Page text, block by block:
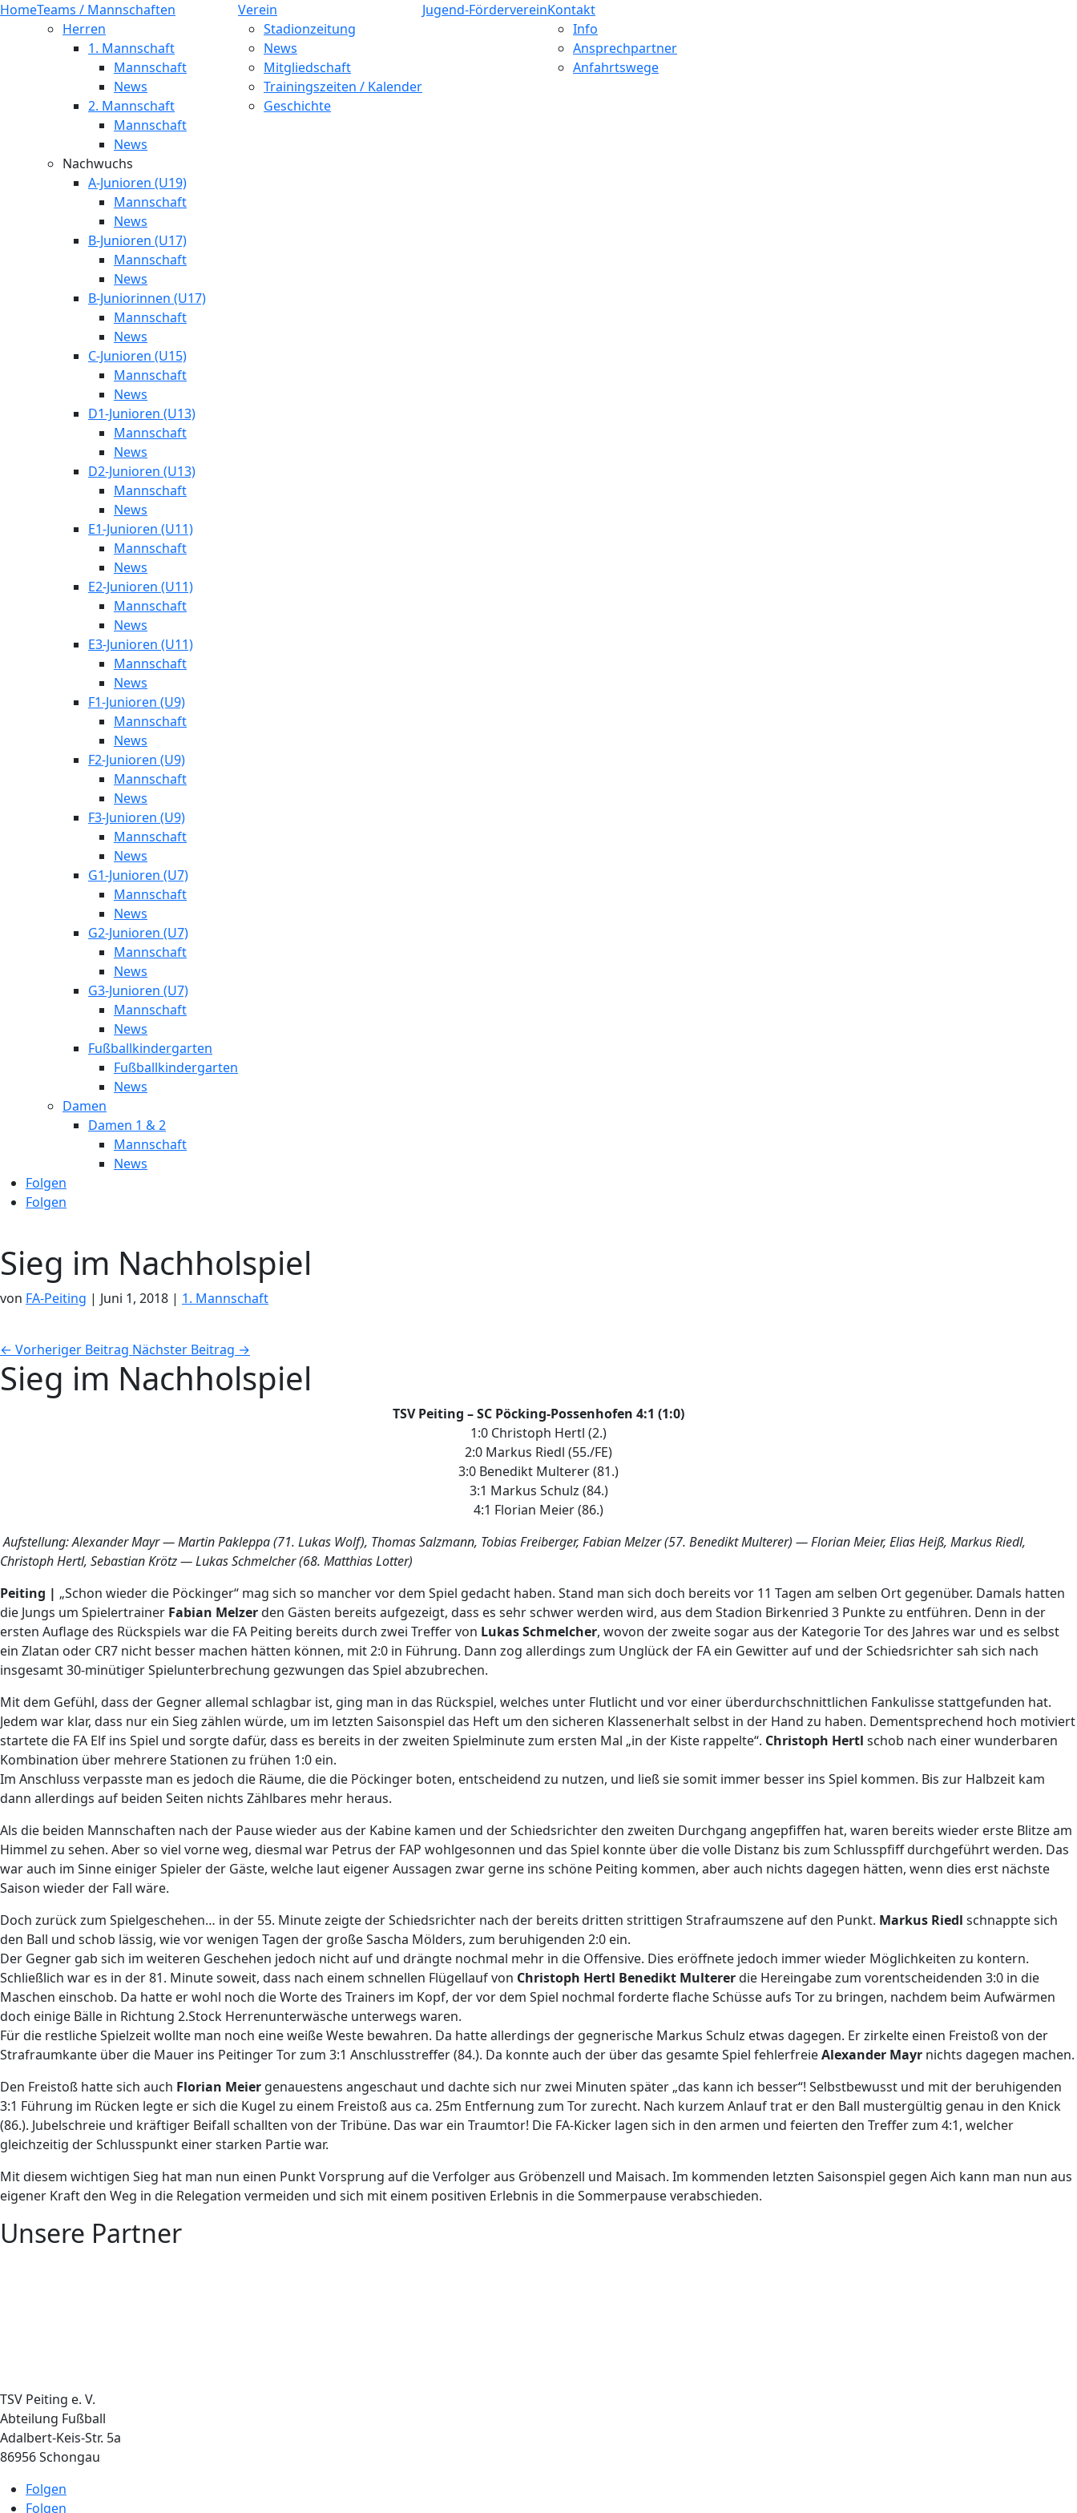
HomeTeams / Mannschaften
Herren
1. Mannschaft
Mannschaft
News
2. Mannschaft
Mannschaft
News
Nachwuchs
A-Junioren (U19)
Mannschaft
News
B-Junioren (U17)
Mannschaft
News
B-Juniorinnen (U17)
Mannschaft
News
C-Junioren (U15)
Mannschaft
News
D1-Junioren (U13)
Mannschaft
News
D2-Junioren (U13)
Mannschaft
News
E1-Junioren (U11)
Mannschaft
News
E2-Junioren (U11)
Mannschaft
News
E3-Junioren (U11)
Mannschaft
News
F1-Junioren (U9)
Mannschaft
News
F2-Junioren (U9)
Mannschaft
News
F3-Junioren (U9)
Mannschaft
News
G1-Junioren (U7)
Mannschaft
News
G2-Junioren (U7)
Mannschaft
News
G3-Junioren (U7)
Mannschaft
News
Fußballkindergarten
Fußballkindergarten
News
Damen
Damen 1 & 2
Mannschaft
News
Verein
Stadionzeitung
News
Mitgliedschaft
Trainingszeiten / Kalender
Geschichte
Jugend-FördervereinKontakt
Info
Ansprechpartner
Anfahrtswege
Folgen
Folgen
Sieg im Nachholspiel
von FA-Peiting | Juni 1, 2018 | 1. Mannschaft
← Vorheriger Beitrag Nächster Beitrag →
Sieg im Nachholspiel
TSV Peiting – SC Pöcking-Possenhofen 4:1 (1:0)
1:0 Christoph Hertl (2.)
2:0 Markus Riedl (55./FE)
3:0 Benedikt Multerer (81.)
3:1 Markus Schulz (84.)
4:1 Florian Meier (86.)
Aufstellung: Alexander Mayr — Martin Pakleppa (71. Lukas Wolf), Thomas Salzmann, Tobias Freiberger, Fabian Melzer (57. Benedikt Multerer) — Florian Meier, Elias Heiß, Markus Riedl,
Christoph Hertl, Sebastian Krötz — Lukas Schmelcher (68. Matthias Lotter)
Peiting | „Schon wieder die Pöckinger“ mag sich so mancher vor dem Spiel gedacht haben. Stand man sich doch bereits vor 11 Tagen am selben Ort gegenüber. Damals hatten
die Jungs um Spielertrainer Fabian Melzerden Gästen bereits aufgezeigt, dass es sehr schwer werden wird, aus dem Stadion Birkenried 3 Punkte zu entführen. Denn in der
ersten Auflage des Rückspiels war die FA Peiting bereits durch zwei Treffer von Lukas Schmelcher, wovon der zweite sogar aus der Kategorie Tor des Jahres war und es selbst
ein Zlatan oder CR7 nicht besser machen hätten können, mit 2:0 in Führung. Dann zog allerdings zum Unglück der FA ein Gewitter auf und der Schiedsrichter sah sich nach
insgesamt 30-minütiger Spielunterbrechung gezwungen das Spiel abzubrechen.
Mit dem Gefühl, dass der Gegner allemal schlagbar ist, ging man in das Rückspiel, welches unter Flutlicht und vor einer überdurchschnittlichen Fankulisse stattgefunden hat.
Jedem war klar, dass nur ein Sieg zählen würde, um im letzten Saisonspiel das Heft um den sicheren Klassenerhalt selbst in der Hand zu haben. Dementsprechend hoch motiviert
startete die FA Elf ins Spiel und sorgte dafür, dass es bereits in der zweiten Spielminute zum ersten Mal „in der Kiste rappelte“. Christoph Hertl schob nach einer wunderbaren
Kombination über mehrere Stationen zu frühen 1:0 ein.
Im Anschluss verpasste man es jedoch die Räume, die die Pöckinger boten, entscheidend zu nutzen, und ließ sie somit immer besser ins Spiel kommen. Bis zur Halbzeit kam
dann allerdings auf beiden Seiten nichts Zählbares mehr heraus.
Als die beiden Mannschaften nach der Pause wieder aus der Kabine kamen und der Schiedsrichter den zweiten Durchgang angepfiffen hat, waren bereits wieder erste Blitze am
Himmel zu sehen. Aber so viel vorne weg, diesmal war Petrus der FAP wohlgesonnen und das Spiel konnte über die volle Distanz bis zum Schlusspfiff durchgeführt werden. Das
war auch im Sinne einiger Spieler der Gäste, welche laut eigener Aussagen zwar gerne ins schöne Peiting kommen, aber auch nichts dagegen hätten, wenn dies erst nächste
Saison wieder der Fall wäre.
Doch zurück zum Spielgeschehen… in der 55. Minute zeigte der Schiedsrichter nach der bereits dritten strittigen Strafraumszene auf den Punkt. Markus Riedl schnappte sich
den Ball und schob lässig, wie vor wenigen Tagen der große Sascha Mölders, zum beruhigenden 2:0 ein.
Der Gegner gab sich im weiteren Geschehen jedoch nicht auf und drängte nochmal mehr in die Offensive. Dies eröffnete jedoch immer wieder Möglichkeiten zu kontern.
Schließlich war es in der 81. Minute soweit, dass nach einem schnellen Flügellauf von Christoph Hertl Benedikt Multererdie Hereingabe zum vorentscheidenden 3:0 in die
Maschen einschob. Da hatte er wohl noch die Worte des Trainers im Kopf, der vor dem Spiel nochmal forderte flache Schüsse aufs Tor zu bringen, nachdem beim Aufwärmen
doch einige Bälle in Richtung 2.Stock Herrenunterwäsche unterwegs waren.
Für die restliche Spielzeit wollte man noch eine weiße Weste bewahren. Da hatte allerdings der gegnerische Markus Schulz etwas dagegen. Er zirkelte einen Freistoß von der
Strafraumkante über die Mauer ins Peitinger Tor zum 3:1 Anschlusstreffer (84.). Da konnte auch der über das gesamte Spiel fehlerfreieAlexander Mayr nichts dagegen machen.
Den Freistoß hatte sich auch Florian Meier genauestens angeschaut und dachte sich nur zwei Minuten später „das kann ich besser“! Selbstbewusst und mit der beruhigenden
3:1 Führung im Rücken legte er sich die Kugel zu einem Freistoß aus ca. 25m Entfernung zum Tor zurecht. Nach kurzem Anlauf trat er den Ball mustergültig genau in den Knick
(86.). Jubelschreie und kräftiger Beifall schallten von der Tribüne. Das war ein Traumtor! Die FA-Kicker lagen sich in den armen und feierten den Treffer zum 4:1, welcher
gleichzeitig der Schlusspunkt einer starken Partie war.
Mit diesem wichtigen Sieg hat man nun einen Punkt Vorsprung auf die Verfolger aus Gröbenzell und Maisach. Im kommenden letzten Saisonspiel gegen Aich kann man nun aus
eigener Kraft den Weg in die Relegation vermeiden und sich mit einem positiven Erlebnis in die Sommerpause verabschieden.
Unsere Partner
TSV Peiting e. V.
Abteilung Fußball
Adalbert-Keis-Str. 5a
86956 Schongau
Folgen
Folgen